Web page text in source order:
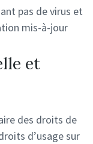
pas de virus et
mis-à-jour
et
des droits de
d’usage sur